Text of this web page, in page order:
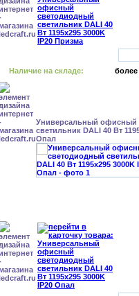
Наличие на складе: более
Универсальный офисный
светильник DALI 40 Вт
Опал